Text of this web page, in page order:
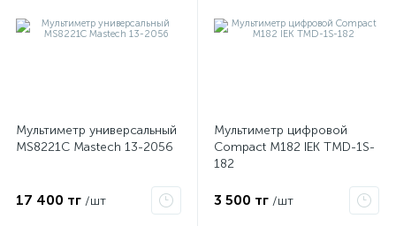
Мультиметр универсальный
MS8221C Mastech 13-2056
17 400 тг /шт
Мультиметр цифровой
Compact M182 IEK TMD-1S-
182
3 500 тг /шт